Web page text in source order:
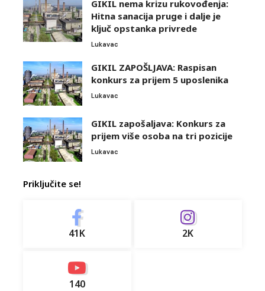
GIKIL nema krizu rukovođenja:
Hitna sanacija pruge i dalje je
ključ opstanka privrede
Lukavac
GIKIL ZAPOŠLJAVA: Raspisan
konkurs za prijem 5 uposlenika
Lukavac
GIKIL zapošaljava: Konkurs za
prijem više osoba na tri pozicije
Lukavac
Priključite se!
41K 2K
140